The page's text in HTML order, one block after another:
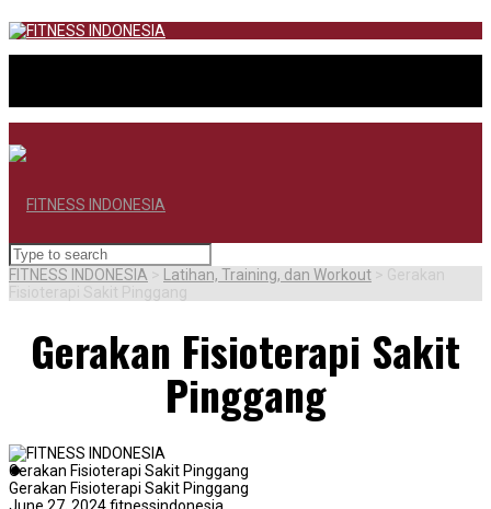
BERANDA
FITNESS INDONESIA > Latihan, Training, dan Workout > Gerakan
Fisioterapi Sakit Pinggang
Gerakan Fisioterapi Sakit
Pinggang
Gerakan Fisioterapi Sakit Pinggang
Gerakan Fisioterapi Sakit Pinggang